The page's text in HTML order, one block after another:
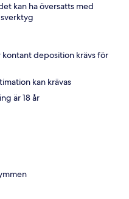
kan ha översatts med
deposition krävs för
kan krävas
är 18 år